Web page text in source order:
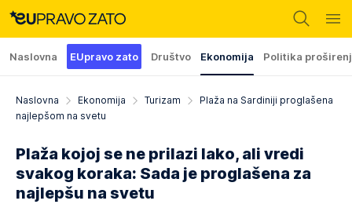
Naslovna EUpravo zato Društvo Ekonomija Politika
Naslovna Ekonomija Turizam
Plaža na Sardiniji proglašena
najlepšom na svetu
Plaža kojoj se ne prilazi lako, ali vredi
svakog koraka: Sada je proglašena za
najlepšu na svetu